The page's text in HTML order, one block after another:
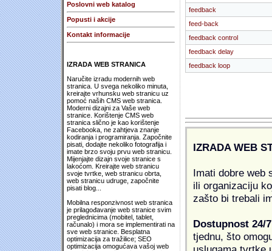
Poslovni web katalog
Popusti i akcije
Kontakt informacije
IZRADA WEB STRANICA
Naručite izradu modernih web
stranica. U svega nekoliko minuta,
kreirajte vrhunsku web stranicu uz
pomoć naših CMS web stranica.
Moderni dizajni za Vaše web
stranice. Korištenje CMS web
stranica slično je kao korištenje
Facebooka, ne zahtjeva znanje
kodiranja i programiranja. Započnite
pisati, dodajte nekoliko fotografija i
imate brzo svoju prvu web stranicu.
Mijenjajte dizajn svoje stranice s
lakoćom. Kreirajte web stranicu
svoje tvrtke, web stranicu obrta,
web stranicu udruge, započnite
pisati blog...
Mobilna responzivnost web stranica
je prilagođavanje web stranice svim
preglednicima (mobitel, tablet,
računalo) i mora se implementirati na
sve web stranice. Besplatna
optimizacija za tražilice; SEO
optimizacija omogućava vašoj web
feedback
feed-back
feedback control
feedback delay
feedback loop
IZRADA WEB
Imati dobre web
ili organizaciju
zašto bi trebali
Dostupnost 24/7
tjednu, što